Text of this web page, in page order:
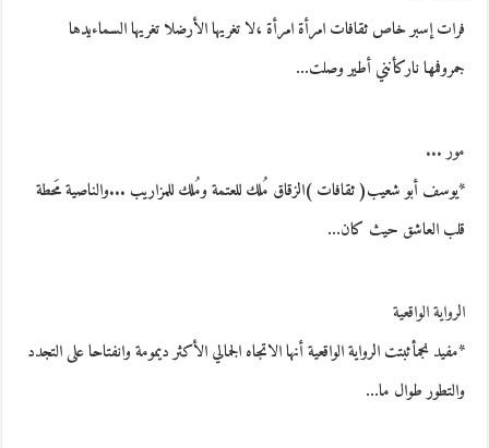
فرات إسبر خاص ثقافات امرأة امرأة ،لا تغريها الأرضلا تغريها السماءيدها
جمروفمها ناركأنني أطير وصلت…
مور ...
*يوسف أبو شعيب( ثقافات )الزقاق مُلك للعتمة ومُلك للمزاريب ...والناصية مَحطة
قلب العاشق حيث كان…
الرواية الواقعية
*مفيد نجمأثبتت الرواية الواقعية أنها الاتجاه الجمالي الأكثر ديمومة وانفتاحا على التجدد
والتطور طوال ما…